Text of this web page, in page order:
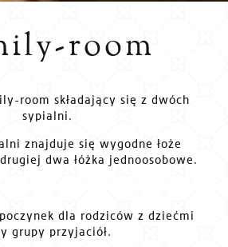
room
room składający się z dwóch
sypialni.
znajduje się wygodne łoże
dwa łóżka jednoosobowe.
dla rodziców z dziećmi
grupy przyjaciół.